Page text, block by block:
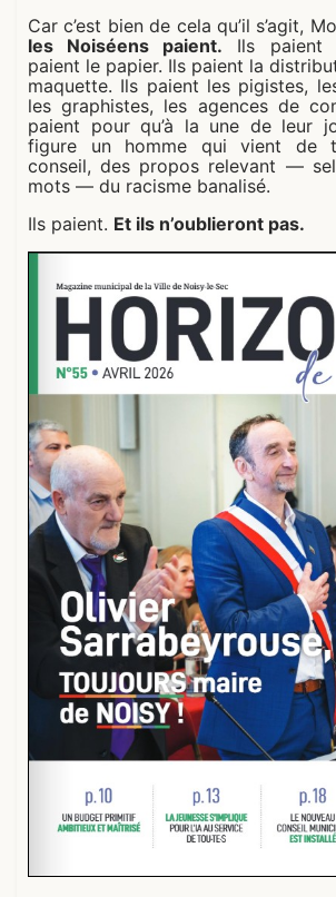
Car c’est bien de cela qu’il s’agit,
les Noiséens paient. Ils paient
paient le papier. Ils paient la
maquette. Ils paient les pigistes,
les graphistes, les agences de
paient pour qu’à la une de leur
figure un homme qui vient de
conseil, des propos relevant —
mots — du racisme banalisé.
Ils paient. Et ils n’oublieront pas.